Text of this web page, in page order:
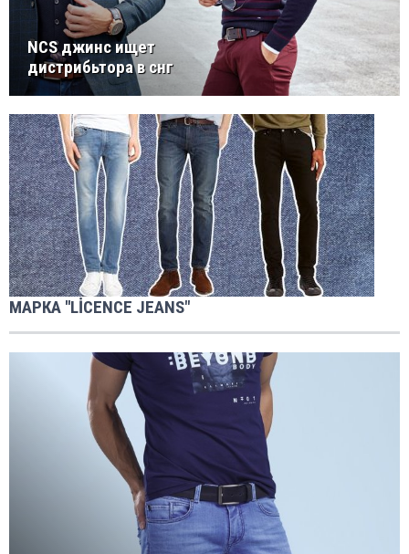
NCS джинс ищет
дистрибьтора в снг
МАРКА ''LİCENCE JEANS"